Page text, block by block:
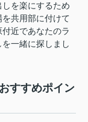
を楽にするため
共用部に付けて
近であなたのラ
一緒に探しまし
すすめポイン